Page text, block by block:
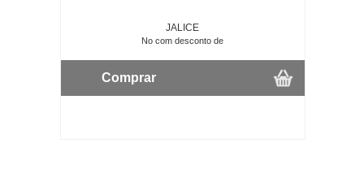
JALICE
No com desconto de
Comprar